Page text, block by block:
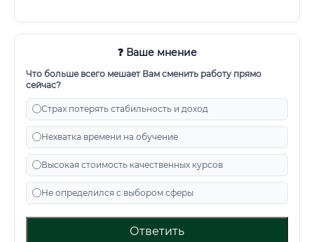
❓ Ваше мнение
Что больше всего мешает Вам сменить работу прямо
сейчас?
Страх потерять стабильность и доход
Нехватка времени на обучение
Высокая стоимость качественных курсов
Не определился с выбором сферы
Ответить